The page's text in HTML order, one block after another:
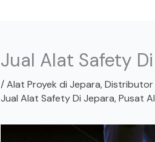
Jual Alat Safety
/Alat Proyek di Jepara,Distributor
Jual Alat Safety Di Jepara,Pusat